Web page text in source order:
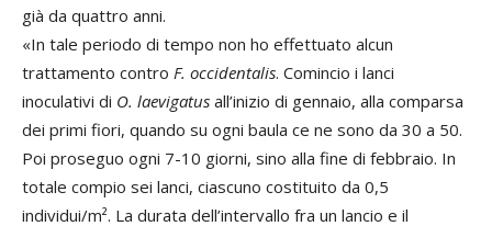
già da quattro anni.
«In tale periodo di tempo non ho effettuato alcun
trattamento contro F. occidentalis. Comincio i lanci
inoculativi di O. laevigatus all’inizio di gennaio, alla comparsa
dei primi fiori, quando su ogni baula ce ne sono da 30 a 50.
Poi proseguo ogni 7-10 giorni, sino alla fine di febbraio. In
totale compio sei lanci, ciascuno costituito da 0,5
individui/m². La durata dell’intervallo fra un lancio e il